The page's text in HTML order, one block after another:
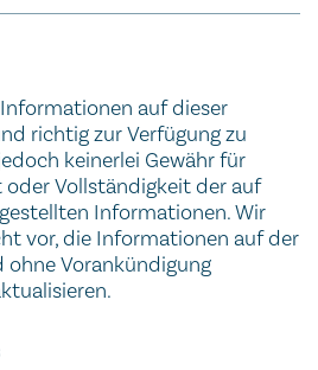
auf dieser
richtig zur Verfügung zu
keinerlei Gewähr für
Vollständigkeit der auf
Informationen. Wir
vor, die Informationen auf der
Vorankündigung